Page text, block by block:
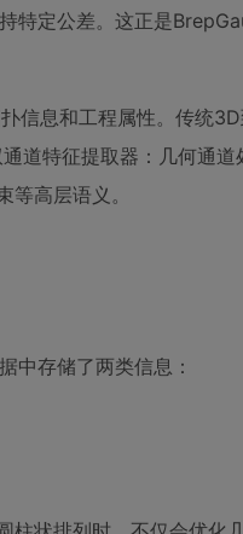
特定公差。这正是
信息和工程属性。传统
道特征提取器：几何通
高层语义。
中存储了两类信息：